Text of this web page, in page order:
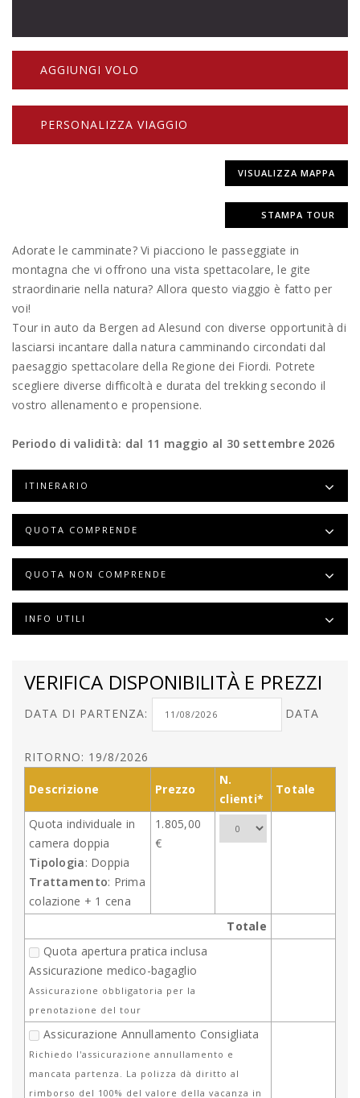
AGGIUNGI VOLO
PERSONALIZZA VIAGGIO
VISUALIZZA MAPPA
STAMPA TOUR
Adorate le camminate? Vi piacciono le passeggiate in
montagna che vi offrono una vista spettacolare, le gite
straordinarie nella natura? Allora questo viaggio è fatto per
voi!
Tour in auto da Bergen ad Alesund con diverse opportunità di
lasciarsi incantare dalla natura camminando circondati dal
paesaggio spettacolare della Regione dei Fiordi. Potrete
scegliere diverse difficoltà e durata del trekking secondo il
vostro allenamento e propensione.
Periodo di validità: dal 11 maggio al 30 settembre 2026
ITINERARIO
QUOTA COMPRENDE
QUOTA NON COMPRENDE
INFO UTILI
VERIFICA DISPONIBILITÀ E PREZZI
DATA DI PARTENZA: DATA
RITORNO: 19/8/2026
Descrizione Prezzo
N.
clienti*
Totale
Quota individuale in
camera doppia
Tipologia: Doppia
Trattamento: Prima
colazione + 1 cena
1.805,00
€
Totale
Quota apertura pratica inclusa
Assicurazione medico-bagaglio
Assicurazione obbligatoria per la
prenotazione del tour
Assicurazione Annullamento Consigliata
Richiedo l'assicurazione annullamento e
mancata partenza. La polizza dà diritto al
rimborso del 100% del valore della vacanza in